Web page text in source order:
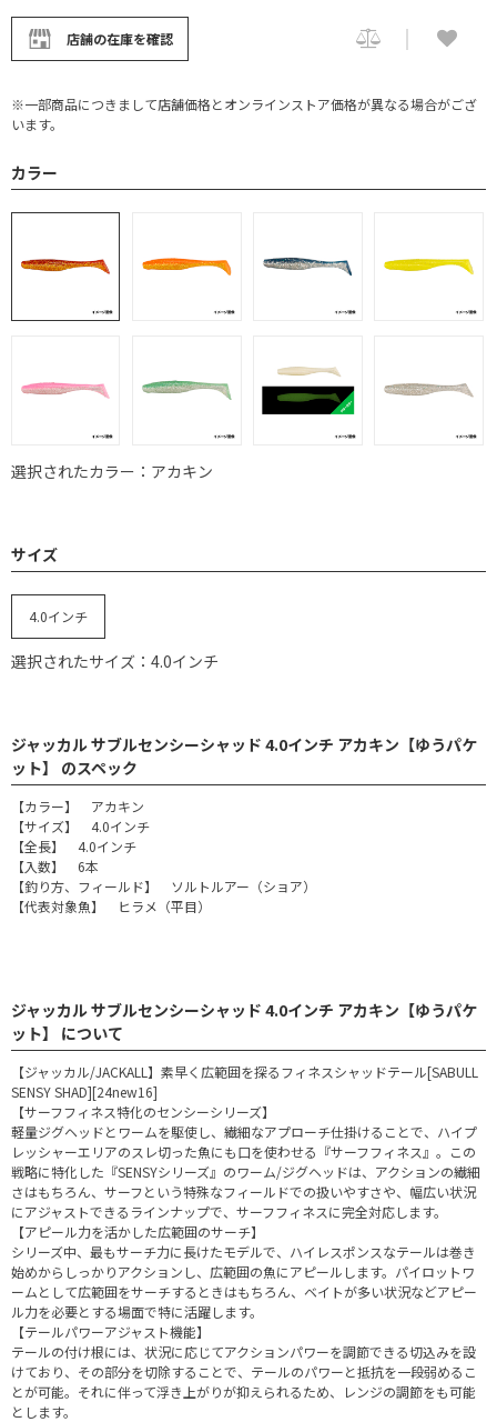
店舗の在庫を確認
※一部商品につきまして店舗価格とオンラインストア価格が異なる場合がござ
います。
カラー
選択されたカラー：アカキン
サイズ
4.0インチ
選択されたサイズ：4.0インチ
ジャッカル サブルセンシーシャッド 4.0インチ アカキン【ゆうパケ
ット】 のスペック
【カラー】 アカキン
【サイズ】 4.0インチ
【全長】 4.0インチ
【入数】 6本
【釣り方、フィールド】 ソルトルアー（ショア）
【代表対象魚】 ヒラメ（平目）
ジャッカル サブルセンシーシャッド 4.0インチ アカキン【ゆうパケ
ット】 について
【ジャッカル/JACKALL】素早く広範囲を探るフィネスシャッドテール[SABULL
SENSY SHAD][24new16]
【サーフフィネス特化のセンシーシリーズ】
軽量ジグヘッドとワームを駆使し、繊細なアプローチ仕掛けることで、ハイプ
レッシャーエリアのスレ切った魚にも口を使わせる『サーフフィネス』。この
戦略に特化した『SENSYシリーズ』のワーム/ジグヘッドは、アクションの繊細
さはもちろん、サーフという特殊なフィールドでの扱いやすさや、幅広い状況
にアジャストできるラインナップで、サーフフィネスに完全対応します。
【アピール力を活かした広範囲のサーチ】
シリーズ中、最もサーチ力に長けたモデルで、ハイレスポンスなテールは巻き
始めからしっかりアクションし、広範囲の魚にアピールします。パイロットワ
ームとして広範囲をサーチするときはもちろん、ベイトが多い状況などアピー
ル力を必要とする場面で特に活躍します。
【テールパワーアジャスト機能】
テールの付け根には、状況に応じてアクションパワーを調節できる切込みを設
けており、その部分を切除することで、テールのパワーと抵抗を一段弱めるこ
とが可能。それに伴って浮き上がりが抑えられるため、レンジの調節をも可能
とします。